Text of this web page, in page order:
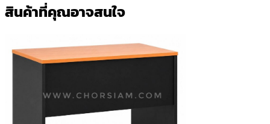
สินค้าที่คุณอาจสนใจ